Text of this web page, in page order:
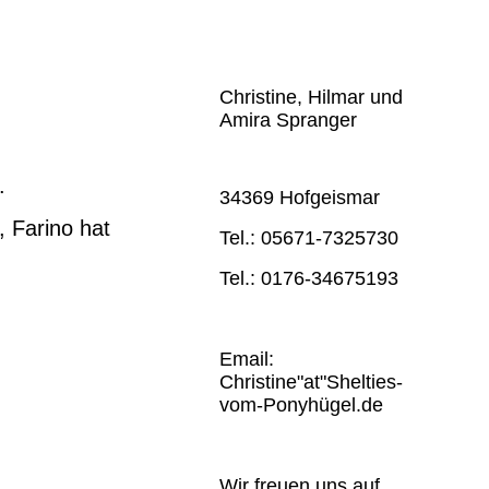
Farino hat
Christine, Hilmar und
Amira Spranger
34369 Hofgeismar
Tel.: 05671-7325730
Tel.: 0176-34675193
Email:
Christine"at"Shelties-
vom-Ponyhügel.de